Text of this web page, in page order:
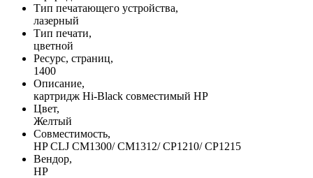
Тип печатающего устройства,
лазерный
Тип печати,
цветной
Ресурс, страниц,
1400
Описание,
картридж Hi-Black совместимый HP
Цвет,
Желтый
Совместимость,
HP CLJ CM1300/ CM1312/ CP1210/ CP1215
Вендор,
HP